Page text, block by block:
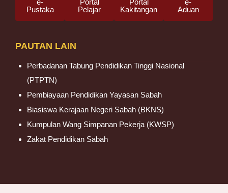
PAUTAN LAIN
Perbadanan Tabung Pendidikan Tinggi Nasional
(PTPTN)
Pembiayaan Pendidikan Yayasan Sabah
Biasiswa Kerajaan Negeri Sabah (BKNS)
Kumpulan Wang Simpanan Pekerja (KWSP)
Zakat Pendidikan Sabah
e-
Pustaka
Portal
Pelajar
Portal
Kakitangan
e-
Aduan